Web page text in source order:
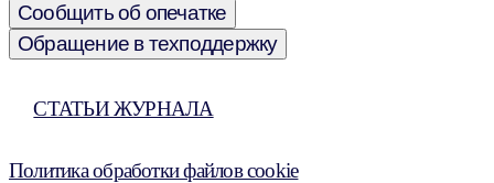
Сообщить об опечатке
Обращение в техподдержку
СТАТЬИ ЖУРНАЛА
Политика обработки файлов cookie